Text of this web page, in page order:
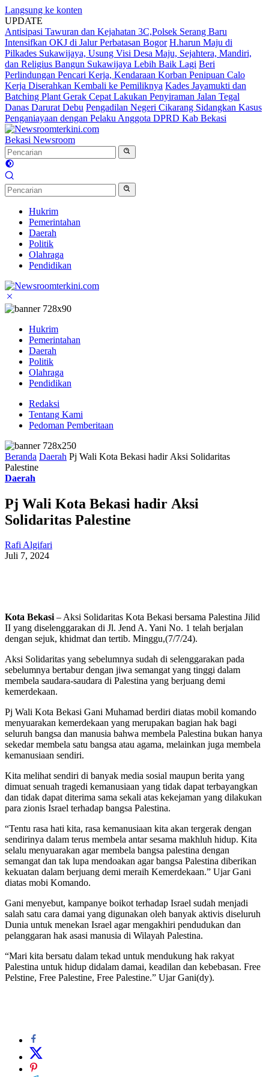
Langsung ke konten
UPDATE
Antisipasi Tawuran dan Kejahatan 3C,Polsek Serang Baru
Intensifkan OKJ di Jalur Perbatasan Bogor H.harun Maju di
Pilkades Sukawijaya, Usung Visi Desa Maju, Sejahtera, Mandiri,
dan Religius Bangun Sukawijaya Lebih Baik Lagi Beri
Perlindungan Pencari Kerja, Kendaraan Korban Penipuan Calo
Kerja Diserahkan Kembali ke Pemiliknya Kades Jayamukti dan
Batching Plant Gerak Cepat Lakukan Penyiraman Jalan Tegal
Danas Darurat Debu Pengadilan Negeri Cikarang Sidangkan Kasus
Penganiayaan dengan Pelaku Anggota DPRD Kab Bekasi
Bekasi Newsroom
Hukrim
Pemerintahan
Daerah
Politik
Olahraga
Pendidikan
Hukrim
Pemerintahan
Daerah
Politik
Olahraga
Pendidikan
Redaksi
Tentang Kami
Pedoman Pemberitaan
Beranda Daerah Pj Wali Kota Bekasi hadir Aksi Solidaritas
Palestine
Daerah
Pj Wali Kota Bekasi hadir Aksi
Solidaritas Palestine
Rafi Algifari
Juli 7, 2024
Kota Bekasi– Aksi Solidaritas Kota Bekasi bersama Palestina Jilid
II yang diselenggarakan di Jl. Jend A. Yani No. 1 telah berjalan
dengan sejuk, khidmat dan tertib. Minggu,(7/7/24).
Aksi Solidaritas yang sebelumnya sudah di selenggarakan pada
sebelumnya bertabur dengan jiwa semangat yang tinggi dalam
membela saudara-saudara di Palestina yang berjuang demi
kemerdekaan.
Pj Wali Kota Bekasi Gani Muhamad berdiri diatas mobil komando
menyuarakan kemerdekaan yang merupakan bagian hak bagi
seluruh bangsa dan manusia bahwa membela Palestina bukan hanya
sekedar membela satu bangsa atau agama, melainkan juga membela
kemanusiaan sendiri.
Kita melihat sendiri di banyak media sosial maupun berita yang
dimuat senuah tragedi kemanusiaan yang tidak dapat terbayangkan
dan tidak dapat diterima sama sekali atas kekejaman yang dilakukan
para zionis Israel terhadap bangsa Palestina.
“Tentu rasa hati kita, rasa kemanusiaan kita akan tergerak dengan
sendirinya dalam terus membela antar sesama makhluh hidup. Kita
selalu menyuarakan agar membela bangsa palestina dengan
semangat dan tak lupa mendoakan agar bangsa Palestina diberikan
kekuatan dalam berjuang demi meraih Kemerdekaan.” Ujar Gani
diatas mobi Komando.
Gani menyebut, kampanye boikot terhadap Israel sudah menjadi
salah satu cara damai yang digunakan oleh banyak aktivis diseluruh
Dunia untuk menekan Israel agar mengakhiri pendudukan dan
pelanggaran hak asasi manusia di Wilayah Palestina.
“Mari kita bersatu dalam tekad untuk mendukung hak rakyat
Palestina untuk hidup didalam damai, keadilan dan kebebasan. Free
Pelstine, Free Palestine, Free Palestine.” Ujar Gani(dy).